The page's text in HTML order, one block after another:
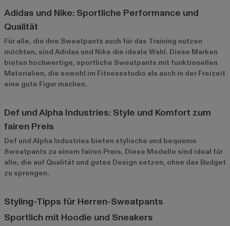
Adidas und Nike: Sportliche Performance und
Qualität
Für alle, die ihre Sweatpants auch für das Training nutzen
möchten, sind Adidas und Nike die ideale Wahl. Diese Marken
bieten hochwertige, sportliche Sweatpants mit funktionellen
Materialien, die sowohl im Fitnessstudio als auch in der Freizeit
eine gute Figur machen.
Def und Alpha Industries: Style und Komfort zum
fairen Preis
Def und Alpha Industries bieten stylische und bequeme
Sweatpants zu einem fairen Preis. Diese Modelle sind ideal für
alle, die auf Qualität und gutes Design setzen, ohne das Budget
zu sprengen.
Styling-Tipps für Herren-Sweatpants
Sportlich mit Hoodie und Sneakers